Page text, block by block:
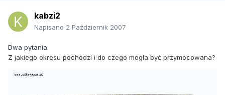
kabzi2
Napisano 2 Październik 2007
Dwa pytania:
Z jakiego okresu pochodzi i do czego mogła być przymocowana?